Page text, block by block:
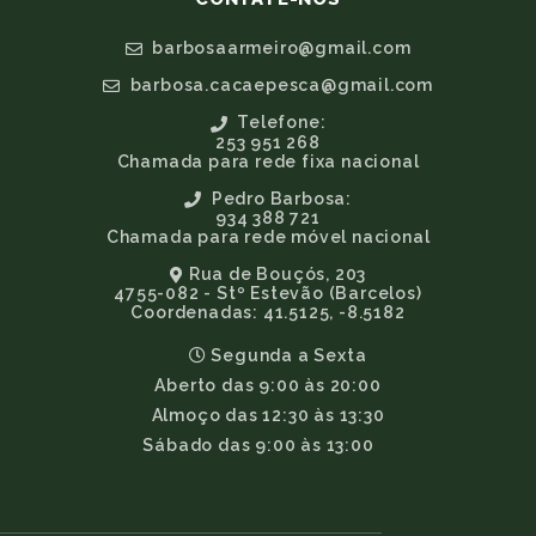
barbosaarmeiro@gmail.com
barbosa.cacaepesca@gmail.com
Telefone:
253 951 268
Chamada para rede fixa nacional
Pedro Barbosa:
934 388 721
Chamada para rede móvel nacional
Rua de Bouçós, 203
4755-082 - Stº Estevão (Barcelos)
Coordenadas: 41.5125, -8.5182
Segunda a Sexta
Aberto das 9:00 às 20:00
Almoço das 12:30 às 13:30
Sábado das 9:00 às 13:00